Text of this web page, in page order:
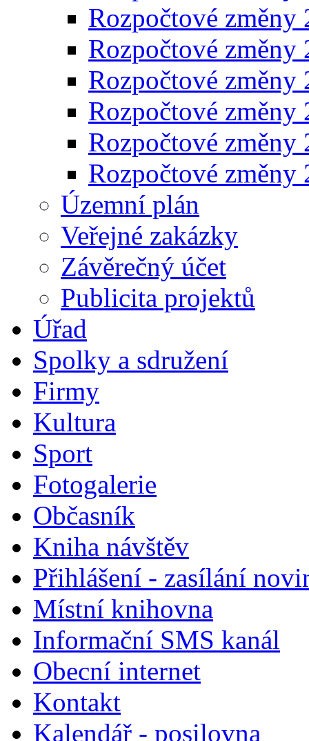
Rozpočtové změny
Rozpočtové změny
Rozpočtové změny
Rozpočtové změny
Rozpočtové změny
Rozpočtové změny
Územní plán
Veřejné zakázky
Závěrečný účet
Publicita projektů
Úřad
Spolky a sdružení
Firmy
Kultura
Sport
Fotogalerie
Občasník
Kniha návštěv
Přihlášení - zasílání
Místní knihovna
Informační SMS kanál
Obecní internet
Kontakt
Kalendář - posilovna